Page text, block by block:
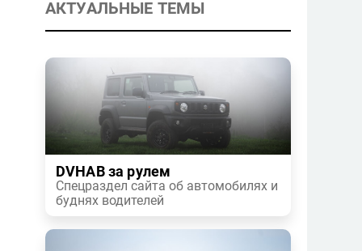
АКТУАЛЬНЫЕ ТЕМЫ
DVHAB за рулем
Спецраздел сайта об автомобилях и
буднях водителей